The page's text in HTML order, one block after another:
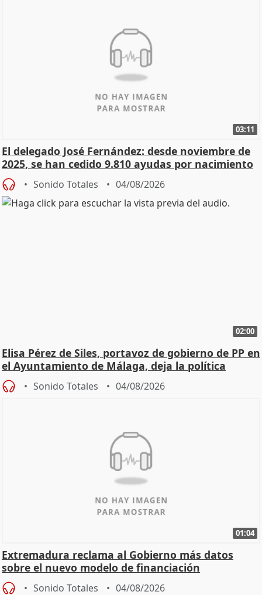
03:11
El delegado José Fernández: desde noviembre de
2025, se han cedido 9.810 ayudas por nacimiento
Sonido Totales 04/08/2026
02:00
Elisa Pérez de Siles, portavoz de gobierno de PP en
el Ayuntamiento de Málaga, deja la política
Sonido Totales 04/08/2026
01:04
Extremadura reclama al Gobierno más datos
sobre el nuevo modelo de financiación
Sonido Totales 04/08/2026